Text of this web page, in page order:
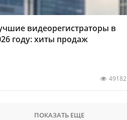
видеорегистраторы в
году: хиты продаж
49182
ПОКАЗАТЬ ЕЩЕ